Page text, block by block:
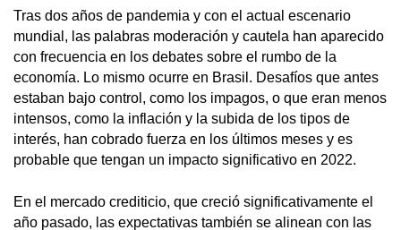
Tras dos años de pandemia y con el actual escenario
mundial, las palabras moderación y cautela han aparecido
con frecuencia en los debates sobre el rumbo de la
economía. Lo mismo ocurre en Brasil. Desafíos que antes
estaban bajo control, como los impagos, o que eran menos
intensos, como la inflación y la subida de los tipos de
interés, han cobrado fuerza en los últimos meses y es
probable que tengan un impacto significativo en 2022.
En el mercado crediticio, que creció significativamente el
año pasado, las expectativas también se alinean con las